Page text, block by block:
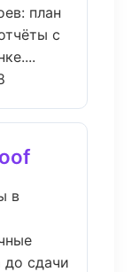
план
с
в
сдачи